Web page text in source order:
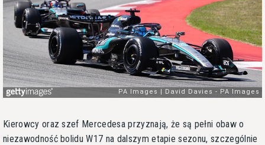
Kierowcy oraz szef Mercedesa przyznają, że są pełni obaw o
niezawodność bolidu W17 na dalszym etapie sezonu, szczególnie